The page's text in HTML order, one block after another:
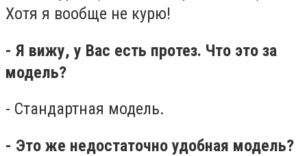
Хотя я вообще не курю!
- Я вижу, у Вас есть протез. Что это за
модель?
- Стандартная модель.
- Это же недостаточно удобная модель?